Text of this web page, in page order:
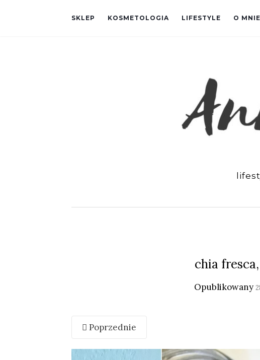
SKLEP KOSMETOLOGIA LIFESTYLE O MNIE
chia
Opublikowany
Poprzednie